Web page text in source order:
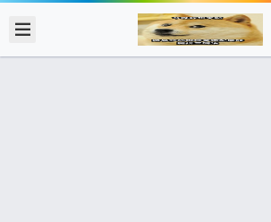
admin @ 梗圖大全 MEME NOW